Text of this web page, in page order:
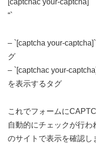
[captchac your-captcha]
“`
– `[captcha your-
グ
– `[captchac your-
を表示するタグ
これでフォームに
自動的にチェックが行
のサイトで表示を確認し